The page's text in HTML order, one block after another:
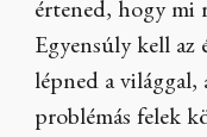
értened, hogy mi
Egyensúly kell az
lépned a világgal,
problémás felek